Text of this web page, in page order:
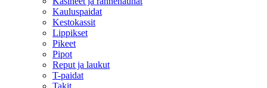
Kauluspaidat
Kestokassit
Lippikset
Pikeet
Pipot
Reput ja laukut
T-paidat
Takit